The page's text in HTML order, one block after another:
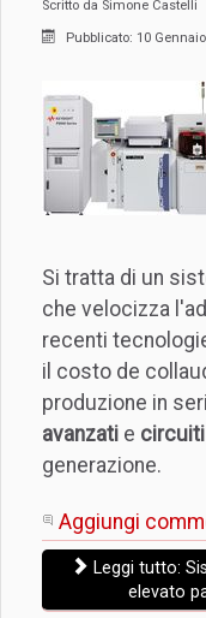
Scritto da Simone Castelli
Pubblicato: 10
Si tratta di un
che velocizza
recenti
il costo de
produzione in
avanzati e
generazione.
Aggiungi
Leggi tutto:
elevato